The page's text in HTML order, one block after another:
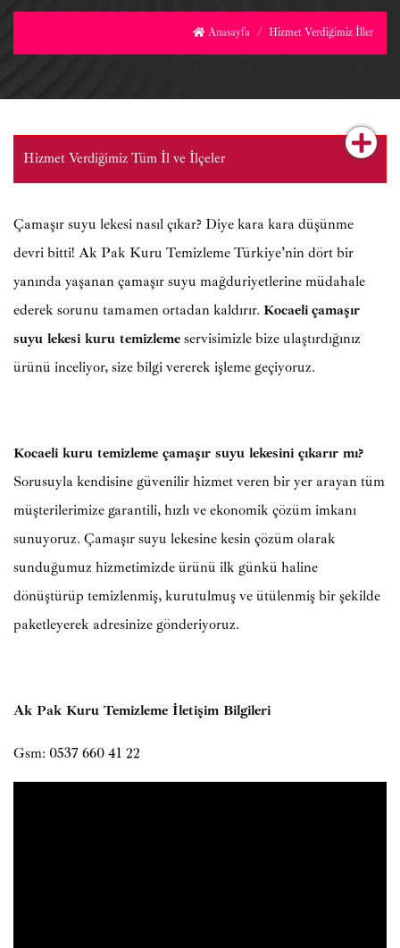
Anasayfa Hizmet Verdiğimiz İller
Hizmet Verdiğimiz Tüm İl ve İlçeler
Çamaşır suyu lekesi nasıl çıkar? Diye kara kara düşünme
devri bitti! Ak Pak Kuru Temizleme Türkiye’nin dört bir
yanında yaşanan çamaşır suyu mağduriyetlerine müdahale
ederek sorunu tamamen ortadan kaldırır. Kocaeli çamaşır
suyu lekesi kuru temizleme servisimizle bize ulaştırdığınız
ürünü inceliyor, size bilgi vererek işleme geçiyoruz.
Kocaeli kuru temizleme çamaşır suyu lekesini çıkarır mı?
Sorusuyla kendisine güvenilir hizmet veren bir yer arayan tüm
müşterilerimize garantili, hızlı ve ekonomik çözüm imkanı
sunuyoruz. Çamaşır suyu lekesine kesin çözüm olarak
sunduğumuz hizmetimizde ürünü ilk günkü haline
dönüştürüp temizlenmiş, kurutulmuş ve ütülenmiş bir şekilde
paketleyerek adresinize gönderiyoruz.
Ak Pak Kuru Temizleme İletişim Bilgileri
Gsm: 0537 660 41 22